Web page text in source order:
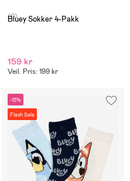
(0)
Bluey Sokker 4-Pakk
159 kr
Veil. Pris: 199 kr
-13%
Flash Sale